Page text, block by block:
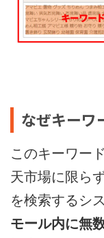
なぜキーワ
このキーワー
天市場に限ら
を検索するシ
モール内に無